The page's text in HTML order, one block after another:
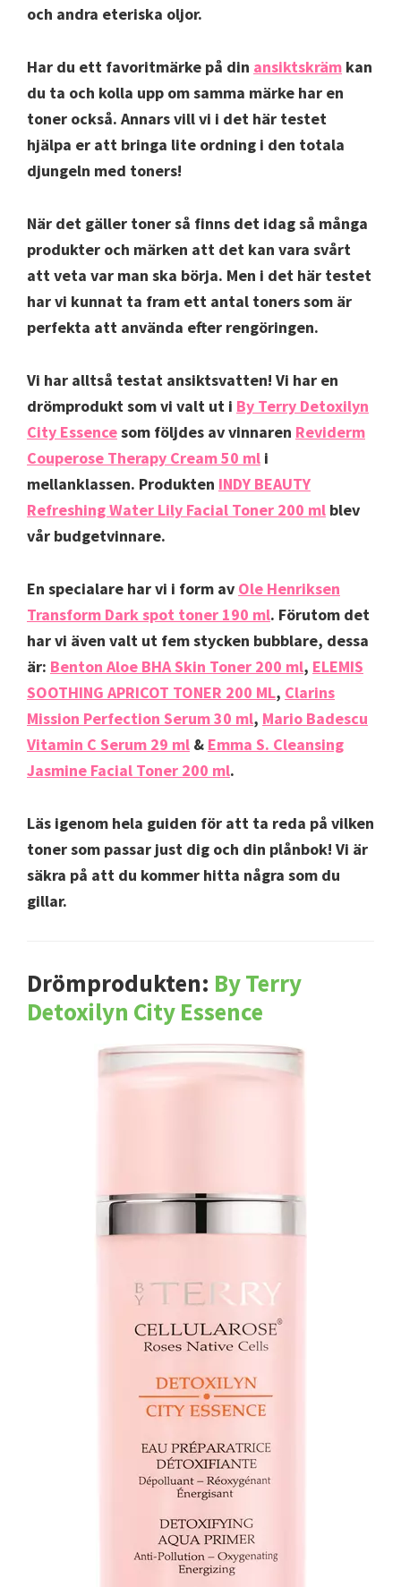
och andra eteriska oljor.
Har du ett favoritmärke på din ansiktskräm kan
du ta och kolla upp om samma märke har en
toner också. Annars vill vi i det här testet
hjälpa er att bringa lite ordning i den totala
djungeln med toners!
När det gäller toner så finns det idag så många
produkter och märken att det kan vara svårt
att veta var man ska börja. Men i det här testet
har vi kunnat ta fram ett antal toners som är
perfekta att använda efter rengöringen.
Vi har alltså testat ansiktsvatten! Vi har en
drömprodukt som vi valt ut i By Terry Detoxilyn
City Essencesom följdes av vinnaren Reviderm
Couperose Therapy Cream 50 ml i
mellanklassen. Produkten INDY BEAUTY
Refreshing Water Lily Facial Toner 200 ml blev
vår budgetvinnare.
En specialare har vi i form av Ole Henriksen
Transform Dark spot toner 190 ml. Förutom det
har vi även valt ut fem stycken bubblare, dessa
är: Benton Aloe BHA Skin Toner 200 ml, ELEMIS
SOOTHING APRICOT TONER 200 ML, Clarins
Mission Perfection Serum 30 ml, Mario Badescu
Vitamin C Serum 29 ml & Emma S. Cleansing
Jasmine Facial Toner 200 ml.
Läs igenom hela guiden för att ta reda på vilken
toner som passar just dig och din plånbok! Vi är
säkra på att du kommer hitta några som du
gillar.
Drömprodukten: By Terry
Detoxilyn City Essence